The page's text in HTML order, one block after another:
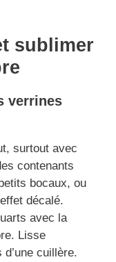
sublimer
verrines
surtout avec
contenants
bocaux, ou
décalé.
avec la
Lisse
cuillère.